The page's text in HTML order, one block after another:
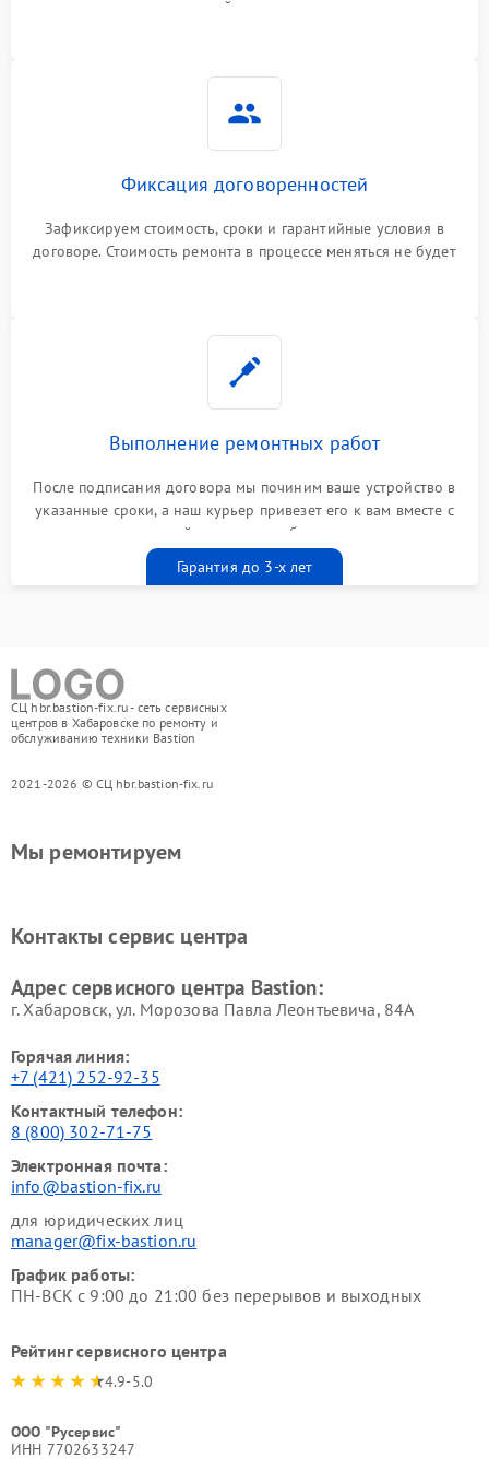
гарантийные условия
Фиксация договоренностей
Зафиксируем стоимость, сроки и гарантийные условия в
договоре. Стоимость ремонта в процессе меняться не будет
Выполнение ремонтных работ
После подписания договора мы починим ваше устройство в
указанные сроки, а наш курьер привезет его к вам вместе с
гарантийным талоном бесплатно
Гарантия до 3-х лет
СЦ hbr.bastion-fix.ru - сеть сервисных
центров в Хабаровске по ремонту и
обслуживанию техники Bastion
2021-2026 © СЦ hbr.bastion-fix.ru
Мы ремонтируем
Контакты сервис центра
Адрес сервисного центра Bastion:
г. Хабаровск, ул. Морозова Павла Леонтьевича, 84А
Горячая линия:
+7 (421) 252-92-35
Контактный телефон:
8 (800) 302-71-75
Электронная почта:
info@bastion-fix.ru
для юридических лиц
manager@fix-bastion.ru
График работы:
ПН-ВСК с 9:00 до 21:00 без перерывов и выходных
Рейтинг сервисного центра
4.9-5.0
ООО "Русервис"
ИНН 7702633247